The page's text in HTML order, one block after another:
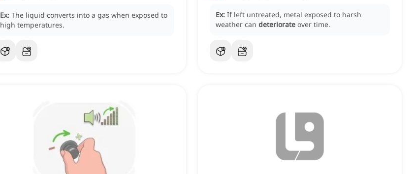
Ex: The liquid converts into a gas when exposed to
high temperatures.
Ex: If left untreated, metal exposed to harsh
weather can deteriorate over time.